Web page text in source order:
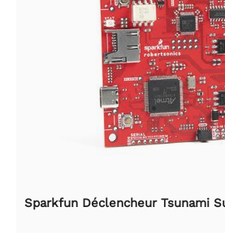
Sparkfun Déclencheur Tsunami